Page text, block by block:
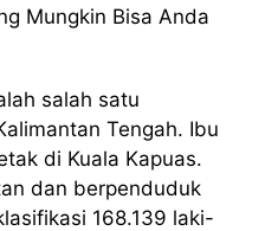
Mungkin Bisa Anda
salah satu
Tengah. Ibu
di Kuala Kapuas.
dan berpenduduk
168.139 laki-